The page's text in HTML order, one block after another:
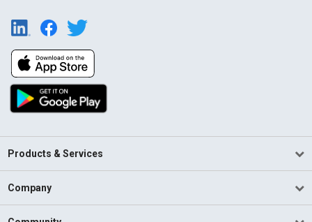
Products & Services
Company